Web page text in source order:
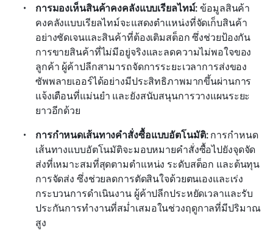
การมองเห็นสินค้าคงคลังแบบเรียลไทม์: ข้อมูลสินค้า
คงคลังแบบเรียลไทม์จะแสดงตำแหน่งที่จัดเก็บสินค้า
อย่างชัดเจนและสินค้าที่ต้องเติมสต็อก ซึ่งช่วยป้องกัน
การขายสินค้าที่ไม่มีอยู่จริงและลดความไม่พอใจของ
ลูกค้า ผู้ค้าปลีกสามารถจัดการระยะเวลาการส่งของ
ซัพพลายเออร์ได้อย่างมีประสิทธิภาพมากขึ้นผ่านการ
แจ้งเตือนที่แม่นยำ และยังสนับสนุนการวางแผนระยะ
ยาวอีกด้วย
การกำหนดเส้นทางคำสั่งซื้อแบบอัตโนมัติ: การกำหนด
เส้นทางแบบอัตโนมัติจะมอบหมายคำสั่งซื้อไปยังจุดจัด
ส่งที่เหมาะสมที่สุดตามตำแหน่ง ระดับสต็อก และต้นทุน
การจัดส่ง ซึ่งช่วยลดการตัดสินใจด้วยตนเองและเร่ง
กระบวนการดำเนินงาน ผู้ค้าปลีกประหยัดเวลาและรับ
ประกันการทำงานที่สม่ำเสมอในช่วงฤดูกาลที่มีปริมาณ
สูง